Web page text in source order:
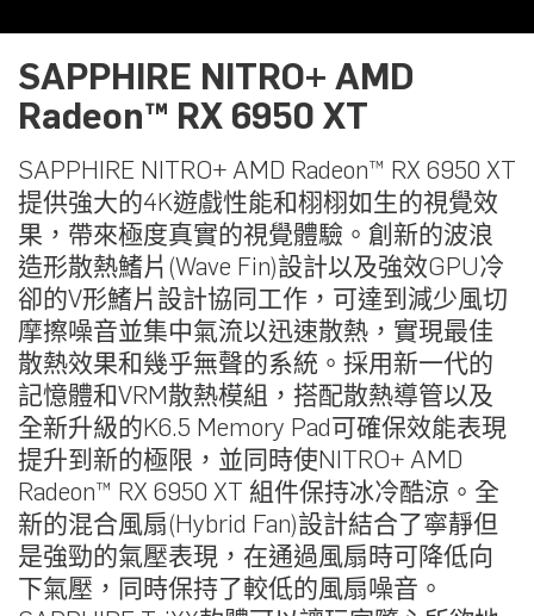
SAPPHIRE NITRO+ AMD
Radeon™ RX 6950 XT
SAPPHIRE NITRO+ AMD Radeon™ RX 6950 XT
提供強大的4K遊戲性能和栩栩如生的視覺效
果，帶來極度真實的視覺體驗。創新的波浪
造形散熱鰭片(Wave Fin)設計以及強效GPU冷
卻的V形鰭片設計協同工作，可達到減少風切
摩擦噪音並集中氣流以迅速散熱，實現最佳
散熱效果和幾乎無聲的系統。採用新一代的
記憶體和VRM散熱模組，搭配散熱導管以及
全新升級的K6.5 Memory Pad可確保效能表現
提升到新的極限，並同時使NITRO+ AMD
Radeon™ RX 6950 XT 組件保持冰冷酷涼。全
新的混合風扇(Hybrid Fan)設計結合了寧靜但
是強勁的氣壓表現，在通過風扇時可降低向
下氣壓，同時保持了較低的風扇噪音。